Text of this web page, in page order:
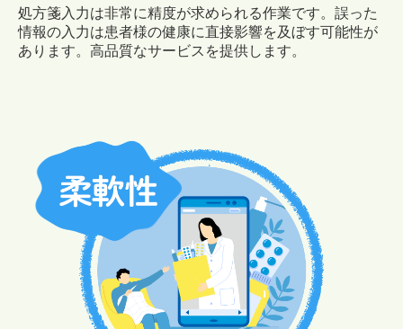
処方箋入力は非常に精度が求められる作業です。誤った
情報の入力は患者様の健康に直接影響を及ぼす可能性が
あります。 高品質なサービスを提供します。